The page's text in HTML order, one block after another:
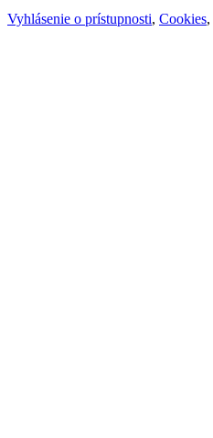
Vyhlásenie o prístupnosti, Cookies,